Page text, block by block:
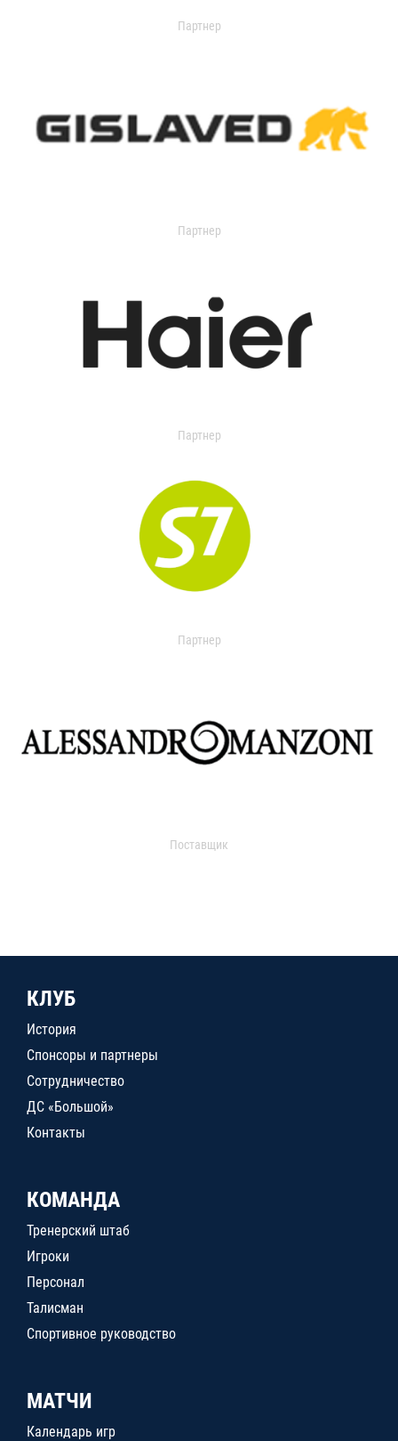
Партнер
Партнер
Партнер
Партнер
Поставщик
КЛУБ
История
Спонсоры и партнеры
Сотрудничество
ДС «Большой»
Контакты
КОМАНДА
Тренерский штаб
Игроки
Персонал
Талисман
Спортивное руководство
МАТЧИ
Календарь игр